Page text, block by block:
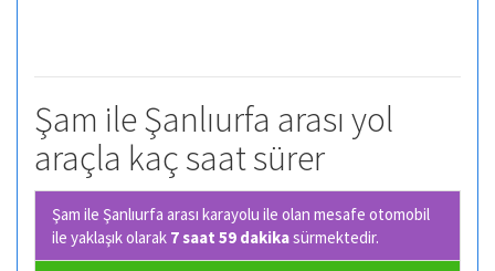
Şam ile Şanlıurfa arası yol
araçla kaç saat sürer
Şam ile Şanlıurfa arası karayolu ile olan mesafe otomobil
ile yaklaşık olarak 7 saat 59 dakikasürmektedir.